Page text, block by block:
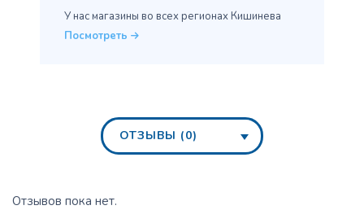
У нас магазины во всех регионах Кишинева
Посмотреть
ОТЗЫВЫ (0)
Отзывов пока нет.